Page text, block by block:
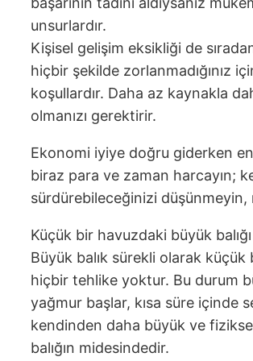
unsurlardır.
Kişisel gelişim eksikliği de
hiçbir şekilde zorlanmadığınız
koşullardır. Daha az kaynakla
olmanızı gerektirir.
Ekonomi iyiye doğru giderken
biraz para ve zaman harcayın;
sürdürebileceğinizi düşünmeyin,
Küçük bir havuzdaki büyük
Büyük balık sürekli olarak
hiçbir tehlike yoktur. Bu durum
yağmur başlar, kısa süre içinde
kendinden daha büyük ve
balığın midesindedir.